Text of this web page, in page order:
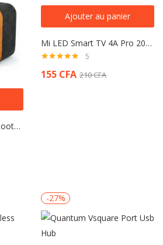
Go PLUS Portable Bluetooth Speaker
Ajouter au panier
Mi LED Smart TV 4A Pro 2018
sur 5
5
155 CFA 210CFA
-27%